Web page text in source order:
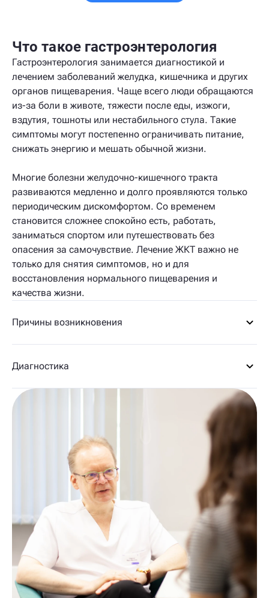
Что такое гастроэнтерология
Гастроэнтерология занимается диагностикой и
лечением заболеваний желудка, кишечника и других
органов пищеварения. Чаще всего люди обращаются
из-за боли в животе, тяжести после еды, изжоги,
вздутия, тошноты или нестабильного стула. Такие
симптомы могут постепенно ограничивать питание,
снижать энергию и мешать обычной жизни.
Многие болезни желудочно-кишечного тракта
развиваются медленно и долго проявляются только
периодическим дискомфортом. Со временем
становится сложнее спокойно есть, работать,
заниматься спортом или путешествовать без
опасения за самочувствие. Лечение ЖКТ важно не
только для снятия симптомов, но и для
восстановления нормального пищеварения и
качества жизни.
Причины возникновения
Диагностика